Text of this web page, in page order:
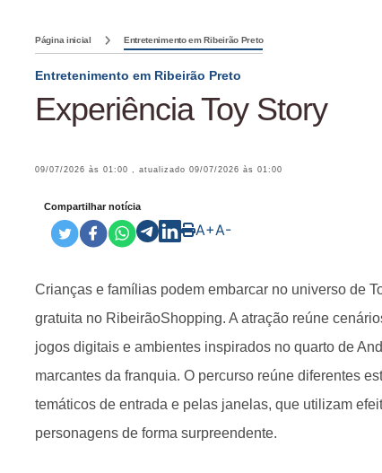
Página inicial Entretenimento em Ribeirão Preto
Entretenimento em Ribeirão Preto
Experiência Toy Story
09/07/2026 às 01:00 , atualizado 09/07/2026 às 01:00
Compartilhar notícia
A+A-
Crianças e famílias podem embarcar no universo de
gratuita no RibeirãoShopping. A atração reúne
jogos digitais e ambientes inspirados no quarto de
marcantes da franquia. O percurso reúne diferentes
temáticos de entrada e pelas janelas, que utilizam
personagens de forma surpreendente.